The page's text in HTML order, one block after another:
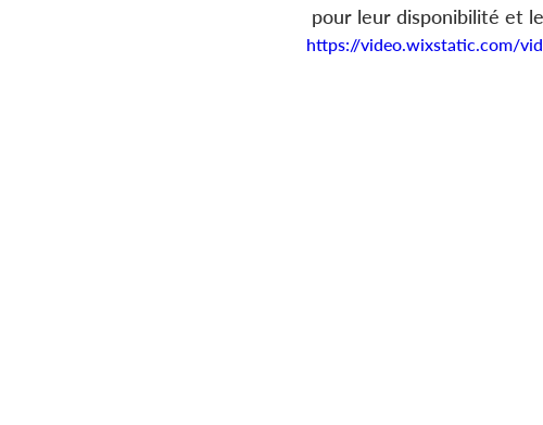
pour leur disponibilité et
https://video.wixstatic.com/